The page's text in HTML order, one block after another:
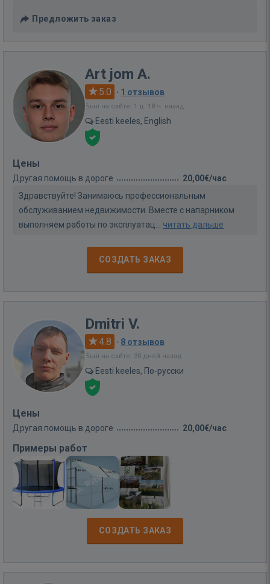
Предложить заказ
Art jom A.
5.0 · 1 отзывов
Был на сайте: 1 д. 18 ч. назад
Eesti keeles, English
Цены
Другая помощь в дороге
20,00€/час
Здравствуйте! Занимаюсь профессиональным
обслуживанием недвижимости. Вместе с напарником
выполняем работы по эксплуатац... читать дальше
СОЗДАТЬ ЗАКАЗ
Dmitri V.
4.8 · 8 отзывов
Был на сайте: 30 дней назад
Eesti keeles, По-русски
Цены
Другая помощь в дороге 20,00€/час
Примеры работ
СОЗДАТЬ ЗАКАЗ